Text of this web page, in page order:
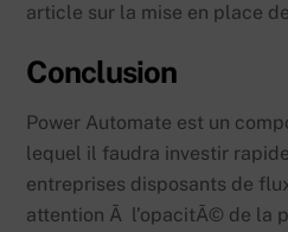
article sur la mise en place
Conclusion
Power Automate est un
lequel il faudra investir
entreprises disposants de
attention Ã l’opacitÃ© de la